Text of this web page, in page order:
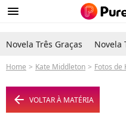
menu
Novela Três Graças Novela
Home Kate Middleton Fotos de Kate Middleton
arrow_left VOLTAR À MATÉRIA